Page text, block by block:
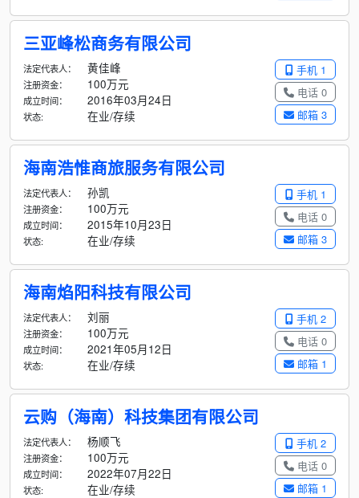
三亚峰松商务有限公司
手机 1
电话 0
邮箱 3
法定代表人： 黄佳峰
注册资金： 100万元
成立时间： 2016年03月24日
状态: 在业/存续
海南浩惟商旅服务有限公司
手机 1
电话 0
邮箱 3
法定代表人： 孙凯
注册资金： 100万元
成立时间： 2015年10月23日
状态: 在业/存续
海南焰阳科技有限公司
手机 2
电话 0
邮箱 1
法定代表人： 刘丽
注册资金： 100万元
成立时间： 2021年05月12日
状态: 在业/存续
云购（海南）科技集团有限公司
手机 2
电话 0
邮箱 1
法定代表人： 杨顺飞
注册资金： 100万元
成立时间： 2022年07月22日
状态: 在业/存续